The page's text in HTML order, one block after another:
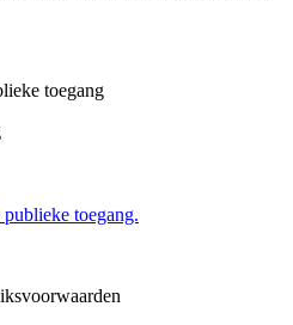
toegang
toegang.